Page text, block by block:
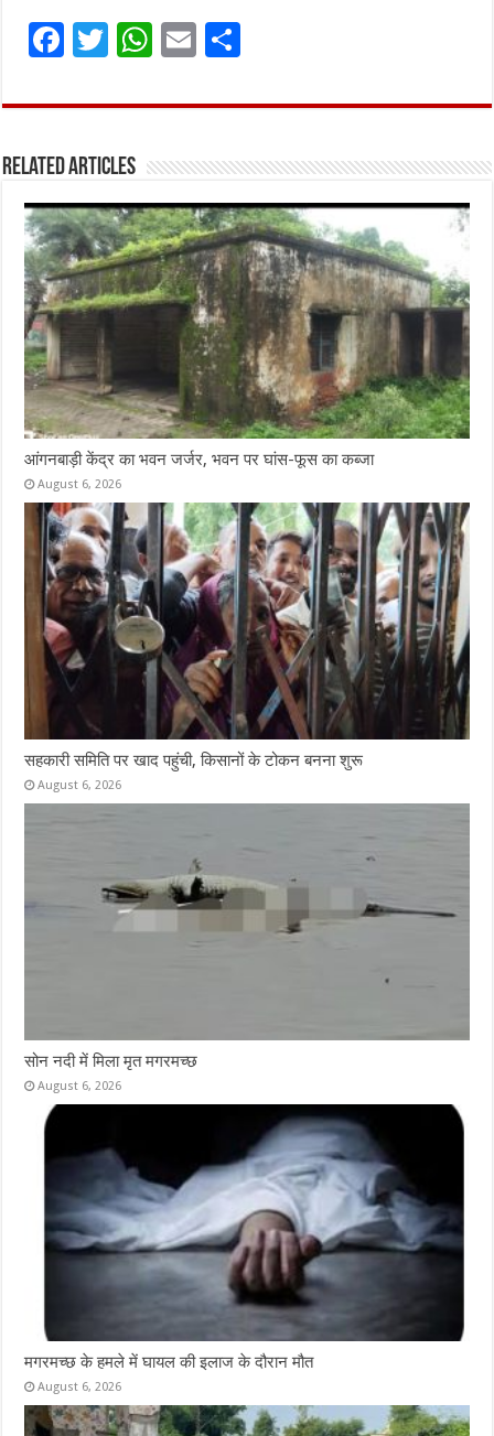
F
ce
o
o
k
T
it
r
W
at
A
p
p
E
ai ar
Related Articles
आंगनबाड़ी केंद्र का भवन जर्जर, भवन पर घांस-फूस का कब्जा
August 6, 2026
सहकारी समिति पर खाद पहुंची, किसानों के टोकन बनना शुरू
August 6, 2026
सोन नदी में मिला मृत मगरमच्छ
August 6, 2026
मगरमच्छ के हमले में घायल की इलाज के दौरान मौत
August 6, 2026